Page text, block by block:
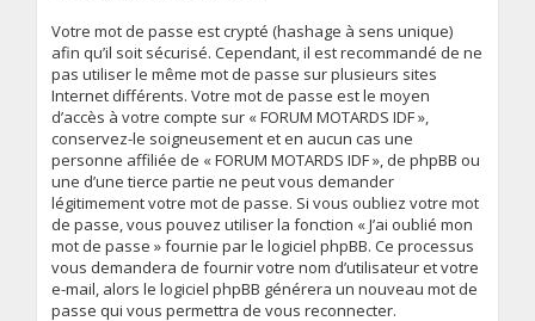
Votre mot de passe est crypté (hashage à sens unique)
afin qu’il soit sécurisé. Cependant, il est recommandé de ne
pas utiliser le même mot de passe sur plusieurs sites
Internet différents. Votre mot de passe est le moyen
d’accès à votre compte sur « FORUM MOTARDS IDF »,
conservez-le soigneusement et en aucun cas une
personne affiliée de « FORUM MOTARDS IDF », de phpBB ou
une d’une tierce partie ne peut vous demander
légitimement votre mot de passe. Si vous oubliez votre mot
de passe, vous pouvez utiliser la fonction « J’ai oublié mon
mot de passe » fournie par le logiciel phpBB. Ce processus
vous demandera de fournir votre nom d’utilisateur et votre
e-mail, alors le logiciel phpBB générera un nouveau mot de
passe qui vous permettra de vous reconnecter.